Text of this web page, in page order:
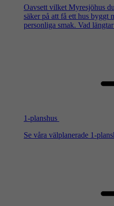
Oavsett vilket Myresjöhus
säker på att få ett hus byggt
personliga smak. Vad
1-planshus
Se våra välplanerade 1-